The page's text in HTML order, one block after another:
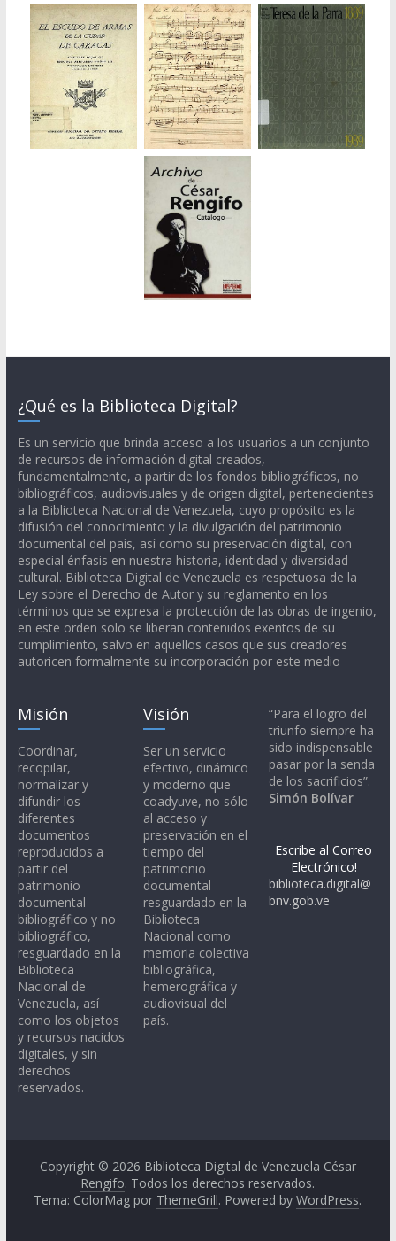
¿Qué es la Biblioteca Digital?
Es un servicio que brinda acceso a los usuarios a un conjunto
de recursos de información digital creados,
fundamentalmente, a partir de los fondos bibliográficos, no
bibliográficos, audiovisuales y de origen digital, pertenecientes
a la Biblioteca Nacional de Venezuela, cuyo propósito es la
difusión del conocimiento y la divulgación del patrimonio
documental del país, así como su preservación digital, con
especial énfasis en nuestra historia, identidad y diversidad
cultural. Biblioteca Digital de Venezuela es respetuosa de la
Ley sobre el Derecho de Autor y su reglamento en los
términos que se expresa la protección de las obras de ingenio,
en este orden solo se liberan contenidos exentos de su
cumplimiento, salvo en aquellos casos que sus creadores
autoricen formalmente su incorporación por este medio
Misión
Coordinar,
recopilar,
normalizar y
difundir los
diferentes
documentos
reproducidos a
partir del
patrimonio
documental
bibliográfico y no
bibliográfico,
resguardado en la
Biblioteca
Nacional de
Venezuela, así
como los objetos
y recursos nacidos
digitales, y sin
derechos
reservados.
Visión
Ser un servicio
efectivo, dinámico
y moderno que
coadyuve, no sólo
al acceso y
preservación en el
tiempo del
patrimonio
documental
resguardado en la
Biblioteca
Nacional como
memoria colectiva
bibliográfica,
hemerográfica y
audiovisual del
país.
“Para el logro del
triunfo siempre ha
sido indispensable
pasar por la senda
de los sacrificios”.
Simón Bolívar
Escribe al Correo
Electrónico!
biblioteca.digital@
bnv.gob.ve
Copyright © 2026 Biblioteca Digital de Venezuela César
Rengifo. Todos los derechos reservados.
Tema: ColorMag por ThemeGrill. Powered byWordPress.